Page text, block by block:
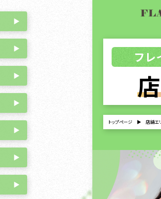
▶
▶
▶
▶
▶
▶
▶
フレ
トップページ▶ 店舗エ